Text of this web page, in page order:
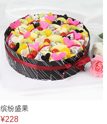
缤纷盛果
¥228